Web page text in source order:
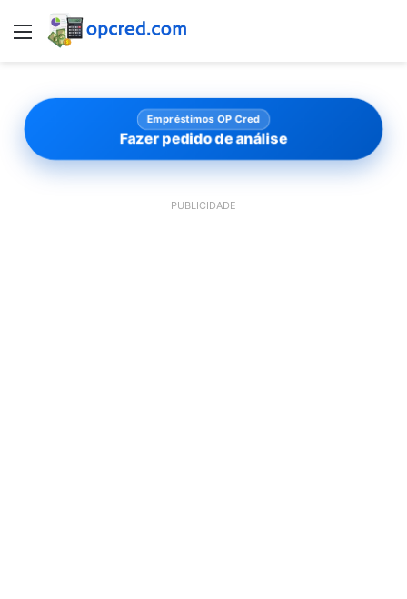
Menu
Empréstimos OP Cred
Fazer pedido de análise
PUBLICIDADE